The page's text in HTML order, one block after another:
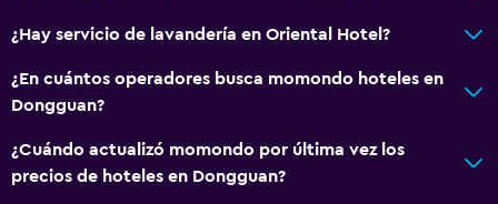
¿Hay servicio de lavandería en Oriental Hotel?
¿En cuántos operadores busca momondo hoteles en
Dongguan?
¿Cuándo actualizó momondo por última vez los
precios de hoteles en Dongguan?